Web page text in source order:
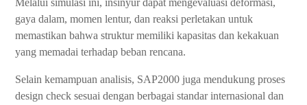
gaya dalam, momen lentur, dan reaksi perletakan untuk
memastikan bahwa struktur memiliki kapasitas dan kekakuan
yang memadai terhadap beban rencana.
Selain kemampuan analisis, SAP2000 juga mendukung proses
design check sesuai dengan berbagai standar internasional dan